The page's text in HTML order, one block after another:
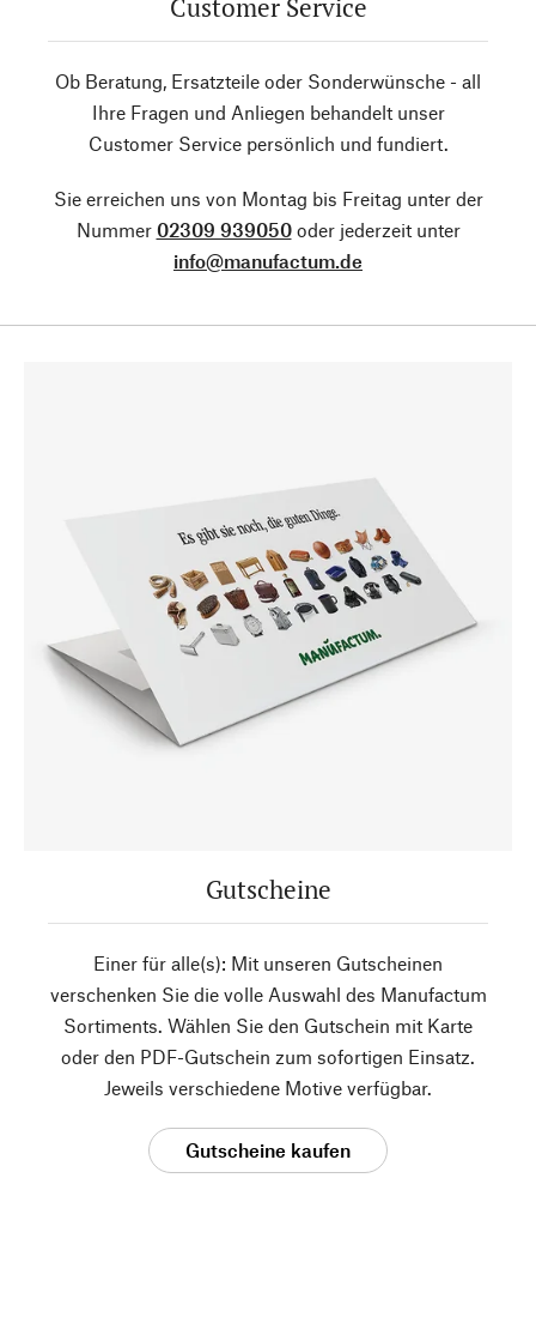
Customer Service
Ob Beratung, Ersatzteile oder Sonderwünsche - all
Ihre Fragen und Anliegen behandelt unser
Customer Service persönlich und fundiert.
Sie erreichen uns von Montag bis Freitag unter der
Nummer 02309 939050oder jederzeit unter
info@manufactum.de
Gutscheine
Einer für alle(s): Mit unseren Gutscheinen
verschenken Sie die volle Auswahl des Manufactum
Sortiments. Wählen Sie den Gutschein mit Karte
oder den PDF-Gutschein zum sofortigen Einsatz.
Jeweils verschiedene Motive verfügbar.
Gutscheine kaufen